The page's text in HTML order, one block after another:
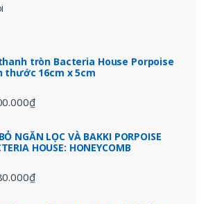
tròn Bacteria House Porpoise
thước 16cm x 5cm
₫
NGĂN LỌC VÀ BAKKI PORPOISE
HOUSE: HONEYCOMB
₫